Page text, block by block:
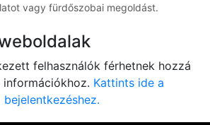
vagy fürdőszobai megoldást.
felhasználók férhetnek hozzá
információkhoz. Kattints ide a
bejelentkezéshez.